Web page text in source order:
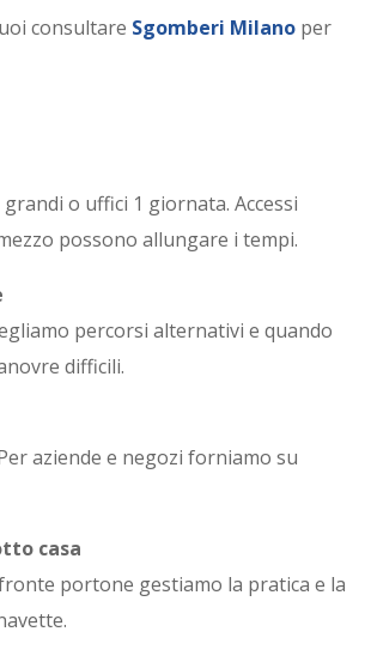
consultare Sgomberi Milano per
o uffici 1 giornata. Accessi
possono allungare i tempi.
percorsi alternativi e quando
difficili.
aziende e negozi forniamo su
casa
portone gestiamo la pratica e la